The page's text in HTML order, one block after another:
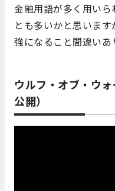
金融用語が多く用い
とも多いかと思いま
強になること間違いあ
ウルフ・オブ・ウ
公開）